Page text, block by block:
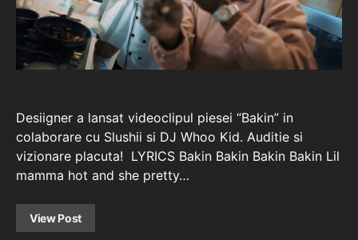
Desiigner a lansat videoclipul piesei “Bakin” in
colaborare cu Slushii si DJ Whoo Kid. Auditie si
vizionare placuta! LYRICS Bakin Bakin Bakin Bakin Lil
mamma hot and she pretty…
View Post